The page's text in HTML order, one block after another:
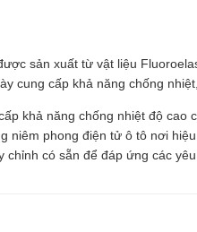
sản xuất từ vật liệu
cung cấp khả năng chống
khả năng chống nhiệt độ
phong điện tử ô tô nơi
có sẵn để đáp ứng các